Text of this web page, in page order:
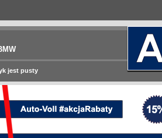
jest pusty